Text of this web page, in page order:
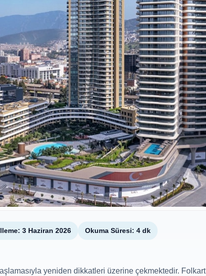
3 Haziran 2026 Okuma Süresi: 4 dk
yeniden dikkatleri üzerine çekmektedir. Folkart